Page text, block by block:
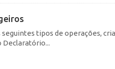
tipos de operações,
Declaratório...